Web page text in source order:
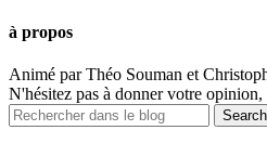
à propos
Animé par Théo Souman et
N'hésitez pas à donner votre